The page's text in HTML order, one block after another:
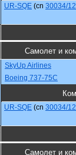
UR-SQE (cn 30034/
Самолет и
SkyUp Airlines
Boeing 737-75C
UR-SQE (cn 30034/
Самолет и